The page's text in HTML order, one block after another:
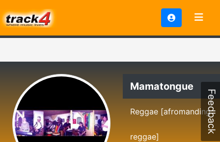
Mamatongue
Reggae [afromanding
reggae]
Feedback